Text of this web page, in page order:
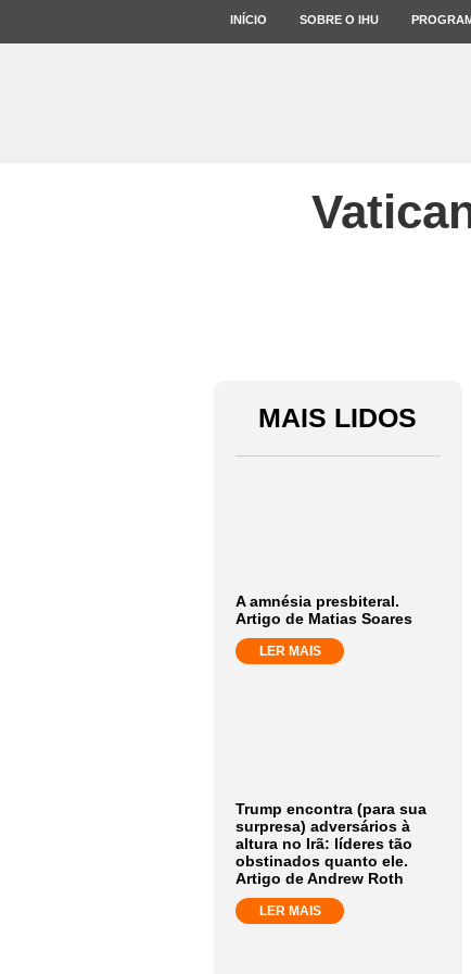
INÍCIO SOBRE O IHU
MAIS LIDOS
A amnésia presbiteral.
Artigo de Matias Soares
LER MAIS
Trump encontra (para sua
surpresa) adversários à
altura no Irã: líderes tão
obstinados quanto ele.
Artigo de Andrew Roth
LER MAIS